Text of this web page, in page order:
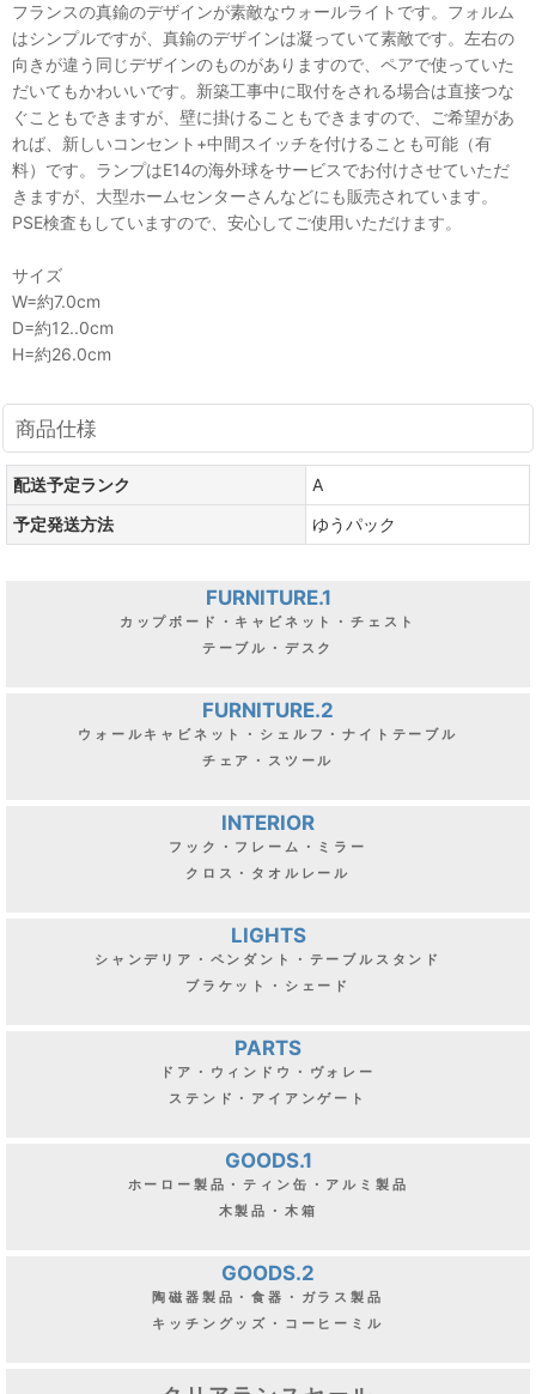
フランスの真鍮のデザインが素敵なウォールライトです。フォルム
はシンプルですが、真鍮のデザインは凝っていて素敵です。左右の
向きが違う同じデザインのものがありますので、ペアで使っていた
だいてもかわいいです。新築工事中に取付をされる場合は直接つな
ぐこともできますが、壁に掛けることもできますので、ご希望があ
れば、新しいコンセント+中間スイッチを付けることも可能（有
料）です。ランプはE14の海外球をサービスでお付けさせていただ
きますが、大型ホームセンターさんなどにも販売されています。
PSE検査もしていますので、安心してご使用いただけます。
サイズ
W=約7.0cm
D=約12..0cm
H=約26.0cm
商品仕様
配送予定ランク
A
予定発送方法
ゆうパック
FURNITURE.1
カップボード・キャビネット・チェスト
テーブル・デスク
FURNITURE.2
ウォールキャビネット・シェルフ・ナイトテーブル
チェア・スツール
INTERIOR
フック・フレーム・ミラー
クロス・タオルレール
LIGHTS
シャンデリア・ペンダント・テーブルスタンド
ブラケット・シェード
PARTS
ドア・ウィンドウ・ヴォレー
ステンド・アイアンゲート
GOODS.1
ホーロー製品・ティン缶・アルミ製品
木製品・木箱
GOODS.2
陶磁器製品・食器・ガラス製品
キッチングッズ・コーヒーミル